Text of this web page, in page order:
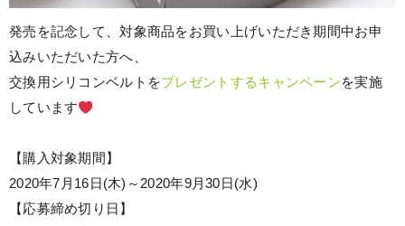
発売を記念して、対象商品をお買い上げいただき期間中お申
込みいただいた方へ、
交換用シリコンベルトをプレゼントするキャンペーンを実施
しています
【購入対象期間】
2020年7月16日(木)～2020年9月30日(水)
【応募締め切り日】